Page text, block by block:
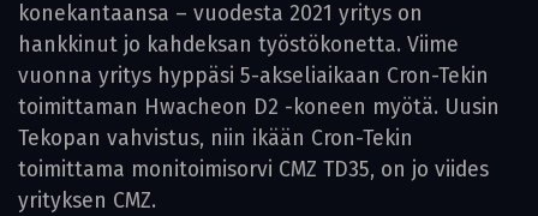
konekantaansa – vuodesta 2021 yritys on
hankkinut jo kahdeksan työstökonetta. Viime
vuonna yritys hyppäsi 5-akseliaikaan Cron-Tekin
toimittaman Hwacheon D2 -koneen myötä. Uusin
Tekopan vahvistus, niin ikään Cron-Tekin
toimittama monitoimisorvi CMZ TD35, on jo viides
yrityksen CMZ.